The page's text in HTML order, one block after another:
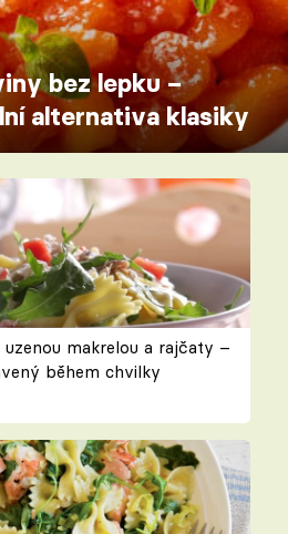
bez lepku –
alternativa klasiky
makrelou a rajčaty –
během chvilky